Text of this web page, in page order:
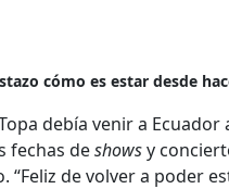
cómo es estar desde
debía venir a
fechas deshowsy
“Feliz de volver a poder